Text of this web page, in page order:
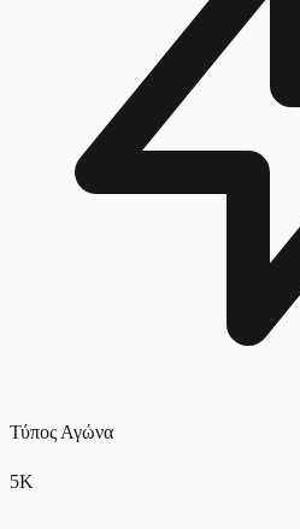
Τύπος Αγώνα
5K